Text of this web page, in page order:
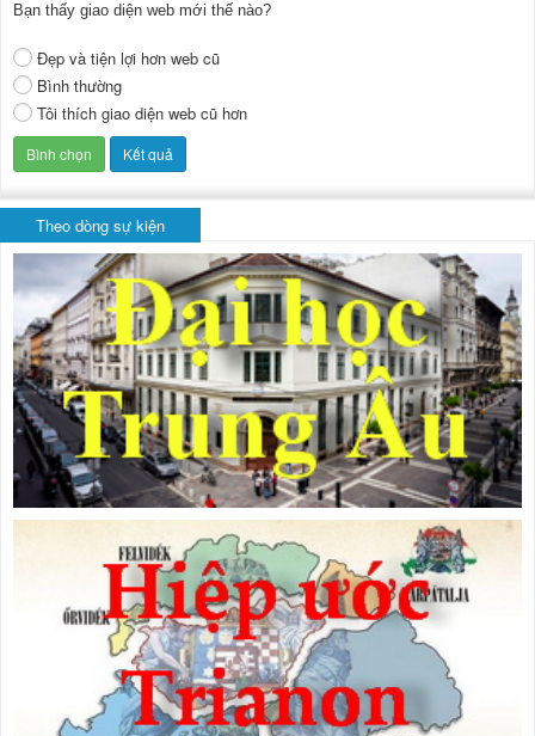
Bạn thấy giao diện web mới thế nào?
Đẹp và tiện lợi hơn web cũ
Bình thường
Tôi thích giao diện web cũ hơn
Theo dòng sự kiện